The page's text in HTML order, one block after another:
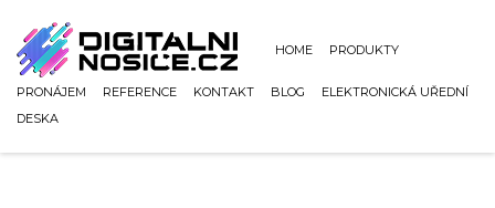
HOME PRODUKTY
PRONÁJEM REFERENCE KONTAKT BLOG
ELEKTRONICKÁ UŘEDNÍ
DESKA